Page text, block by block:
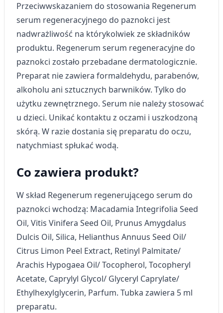
Przeciwwskazaniem do stosowania Regenerum
serum regeneracyjnego do paznokci jest
nadwrażliwość na którykolwiek ze składników
produktu. Regenerum serum regeneracyjne do
paznokci zostało przebadane dermatologicznie.
Preparat nie zawiera formaldehydu, parabenów,
alkoholu ani sztucznych barwników. Tylko do
użytku zewnętrznego. Serum nie należy stosować
u dzieci. Unikać kontaktu z oczami i uszkodzoną
skórą. W razie dostania się preparatu do oczu,
natychmiast spłukać wodą.
Co zawiera produkt?
W skład Regenerum regenerującego serum do
paznokci wchodzą: Macadamia Integrifolia Seed
Oil, Vitis Vinifera Seed Oil, Prunus Amygdalus
Dulcis Oil, Silica, Helianthus Annuus Seed Oil/
Citrus Limon Peel Extract, Retinyl Palmitate/
Arachis Hypogaea Oil/ Tocopherol, Tocopheryl
Acetate, Caprylyl Glycol/ Glyceryl Caprylate/
Ethylhexylglycerin, Parfum. Tubka zawiera 5 ml
preparatu.
Rozwój i ulepszanie usług
Wykorzystywanie ograniczonych danych do
wyboru treści
Funkcje specjalne IAB:
Użycie dokładnych danych
geolokalizacyjnych
Identyfikowanie urządzeń na podstawie
aktywnie żądanych informacji
Cele przetwarzania inne niż IAB:
Niezbędne
Wydajność (Performance)